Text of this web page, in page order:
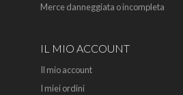
Merce danneggiata o incompleta
IL MIO ACCOUNT
Il mio account
I miei ordini